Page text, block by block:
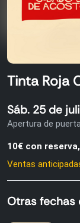
Tinta Roja
Sáb. 25 de
Apertura de
10€ con
Ventas
Otras fechas